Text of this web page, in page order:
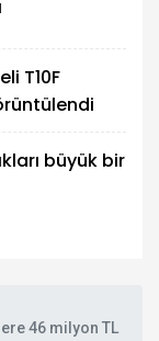
T10F
büyük bir
46 milyon TL